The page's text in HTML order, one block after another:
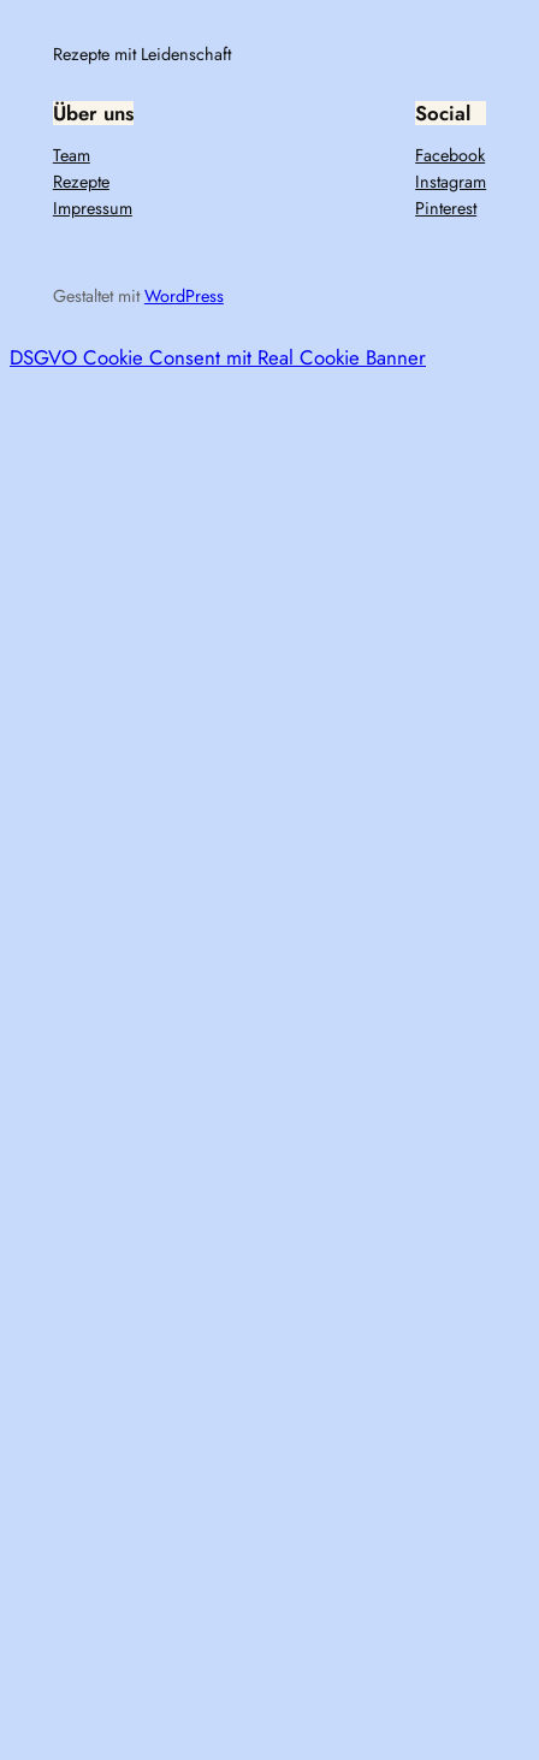
Rezepte mit Leidenschaft
Über uns
Team
Rezepte
Impressum
Social
Facebook
Instagram
Pinterest
Gestaltet mitWordPress
DSGVO Cookie Consent mit Real Cookie Banner